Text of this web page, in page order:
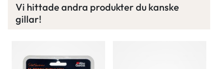
Vi hittade andra produkter du kanske
gillar!